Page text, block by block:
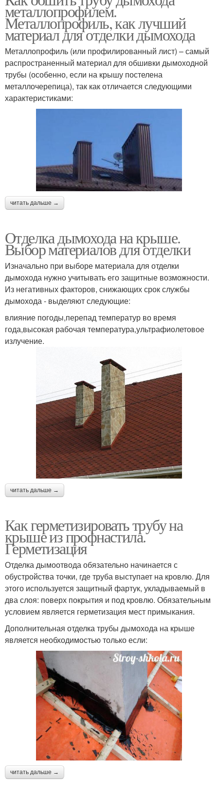
металлопрофилем.
Металлопрофиль, как лучший
материал для отделки дымохода
Металлопрофиль (или профилированный лист) – самый
распространенный материал для обшивки дымоходной
трубы (особенно, если на крышу постелена
металлочерепица), так как отличается следующими
характеристиками:
читать дальше →
Отделка дымохода на крыше.
Выбор материалов для отделки
Изначально при выборе материала для отделки
дымохода нужно учитывать его защитные возможности.
Из негативных факторов, снижающих срок службы
дымохода - выделяют следующие:
влияние погоды,перепад температур во время
года,высокая рабочая температура,ультрафиолетовое
излучение.
читать дальше →
Как герметизировать трубу на
крыше из профнастила.
Герметизация
Отделка дымоотвода обязательно начинается с
обустройства точки, где труба выступает на кровлю. Для
этого используется защитный фартук, укладываемый в
два слоя: поверх покрытия и под кровлю. Обязательным
условием является герметизация мест примыкания.
Дополнительная отделка трубы дымохода на крыше
является необходимостью только если:
читать дальше →